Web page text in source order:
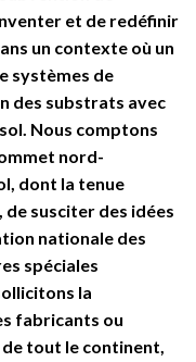
et de redéfinir
un contexte où un
systèmes de
des substrats avec
Nous comptons
nord-
dont la tenue
susciter des idées
nationale des
spéciales
la
fabricants ou
tout le continent,